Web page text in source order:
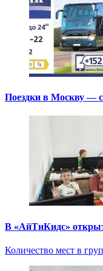
Поездки в Москву —
В «АйТиКидс»
Количество мест в